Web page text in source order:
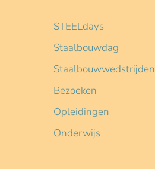
STEELdays
Staalbouwdag
Staalbouwwedstrijden
Bezoeken
Opleidingen
Onderwijs